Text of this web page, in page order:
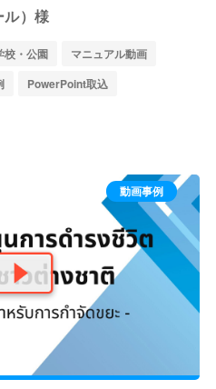
ル）様
校・公園
マニュアル動画
PowerPoint取込
動画事例